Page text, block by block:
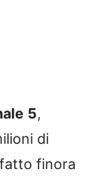
5,
di
finora